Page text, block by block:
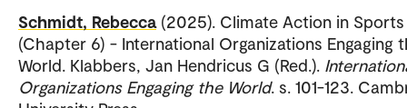
Schmidt, Rebecca (2025). Climate Action in Sports
(Chapter 6) - International Organizations Engaging
World. Klabbers, Jan Hendricus G (Red.).
Organizations Engaging the World. s. 101-123.